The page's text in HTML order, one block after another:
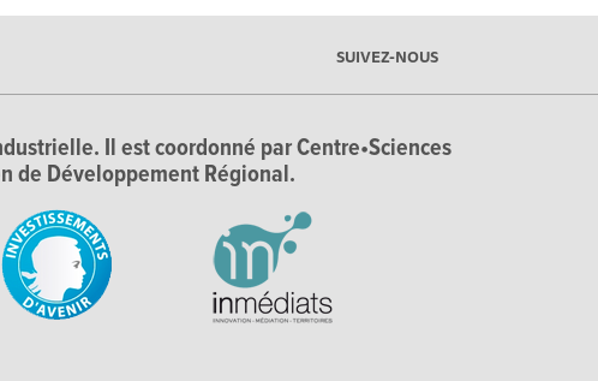
SUIVEZ-NOUS
Il est coordonné par Centre•Sciences
de Développement Régional.